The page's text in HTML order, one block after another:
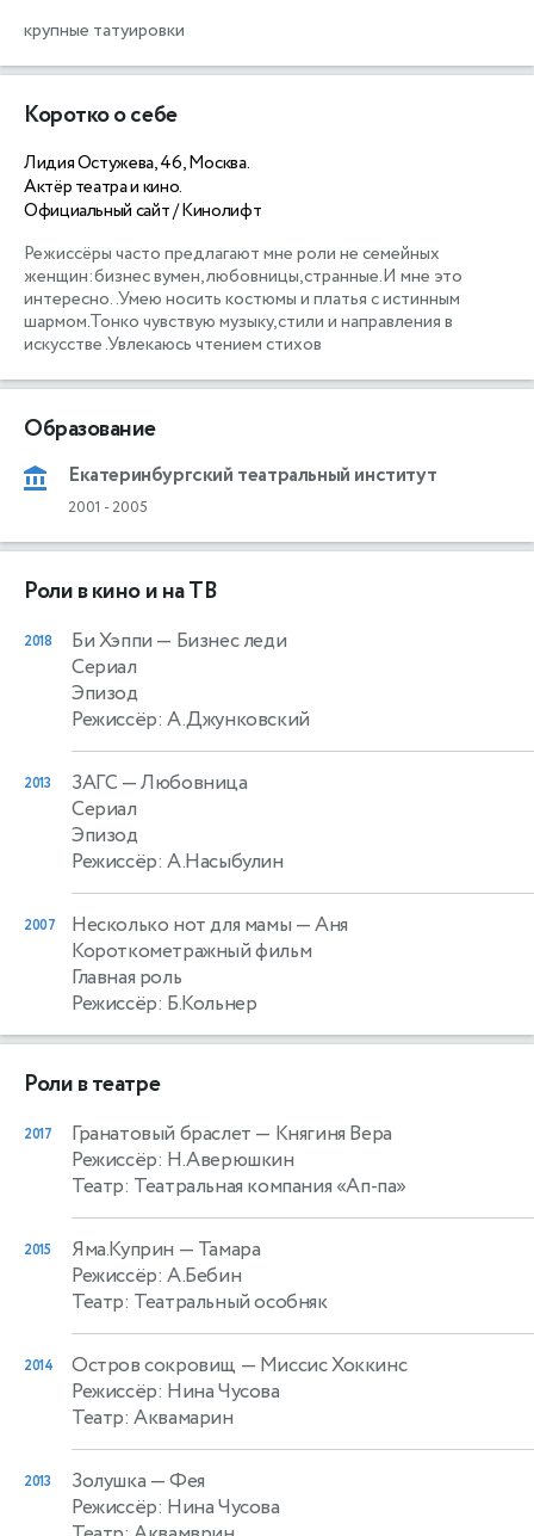
крупные татуировки
Коротко о себе
Лидия Остужева, 46, Москва.
Актёр театра и кино.
Официальный сайт / Кинолифт
Режиссёры часто предлагают мне роли не семейных
женщин:бизнес вумен,любовницы,странные.И мне это
интересно..Умею носить костюмы и платья с истинным
шармом.Тонко чувствую музыку,стили и направления в
искусстве .Увлекаюсь чтением стихов
Образование
Екатеринбургский театральный институт
2001 - 2005
Роли в кино и на ТВ
2018 Би Хэппи — Бизнес леди
Сериал
Эпизод
Режиссёр: А.Джунковский
2013 ЗАГС— Любовница
Сериал
Эпизод
Режиссёр: А.Насыбулин
2007 Несколько нот для мамы — Аня
Короткометражный фильм
Главная роль
Режиссёр: Б.Кольнер
Роли в театре
2017 Гранатовый браслет — Княгиня Вера
Режиссёр: Н.Аверюшкин
Театр: Театральная компания «Ап-па»
2015 Яма.Куприн — Тамара
Режиссёр: А.Бебин
Театр: Театральный особняк
2014 Остров сокровищ — Миссис Хоккинс
Режиссёр: Нина Чусова
Театр: Аквамарин
2013 Золушка — Фея
Режиссёр: Нина Чусова